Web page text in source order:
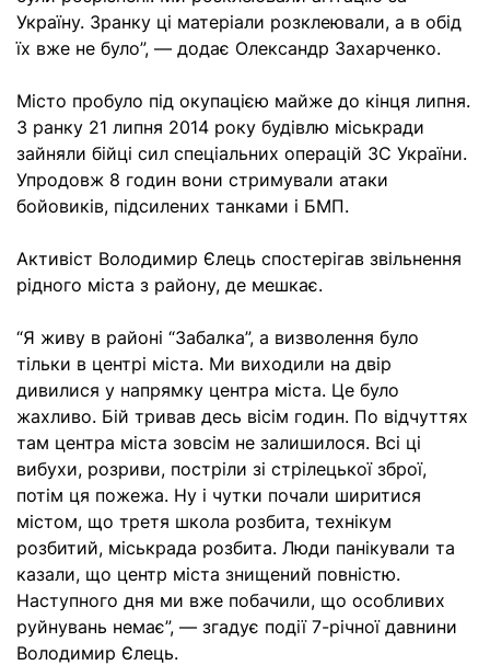
Україну. Зранку ці матеріали розклеювали, а в обід
їх вже не було”, — додає Олександр Захарченко.
Місто пробуло під окупацією майже до кінця липня.
З ранку 21 липня 2014 року будівлю міськради
зайняли бійці сил спеціальних операцій ЗС України.
Упродовж 8 годин вони стримували атаки
бойовиків, підсилених танками і БМП.
Активіст Володимир Єлець спостерігав звільнення
рідного міста з району, де мешкає.
“Я живу в районі “Забалка”, а визволення було
тільки в центрі міста. Ми виходили на двір
дивилися у напрямку центра міста. Це було
жахливо. Бій тривав десь вісім годин. По відчуттях
там центра міста зовсім не залишилося. Всі ці
вибухи, розриви, постріли зі стрілецької зброї,
потім ця пожежа. Ну і чутки почали ширитися
містом, що третя школа розбита, технікум
розбитий, міськрада розбита. Люди панікували та
казали, що центр міста знищений повністю.
Наступного дня ми вже побачили, що особливих
руйнувань немає”, — згадує події 7-річної давнини
Володимир Єлець.